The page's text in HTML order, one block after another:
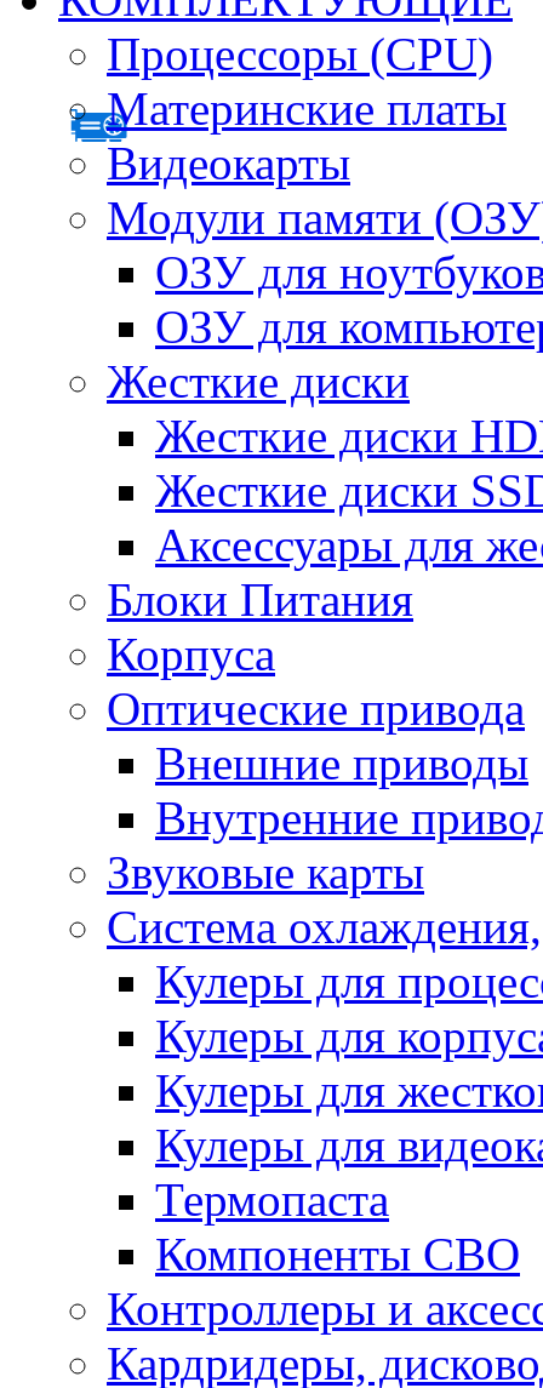
Процессоры (CPU)
Материнские платы
Видеокарты
Модули памяти
ОЗУ для
ОЗУ для
Жесткие диски
Жесткие диски
Жесткие диски
Аксессуары для
Блоки Питания
Корпуса
Оптические привода
Внешние приводы
Внутренние
Звуковые карты
Система
Кулеры для
Кулеры для
Кулеры для
Кулеры для
Термопаста
Компоненты СВО
Контроллеры и
Кардридеры,